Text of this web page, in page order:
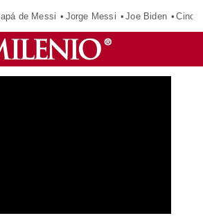
de Messi Jorge Messi Joe Biden